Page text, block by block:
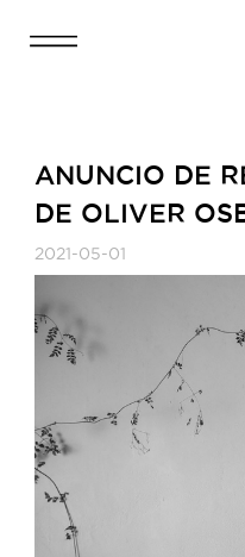
ANUNCIO DE
DE OLIVER
2021-05-01